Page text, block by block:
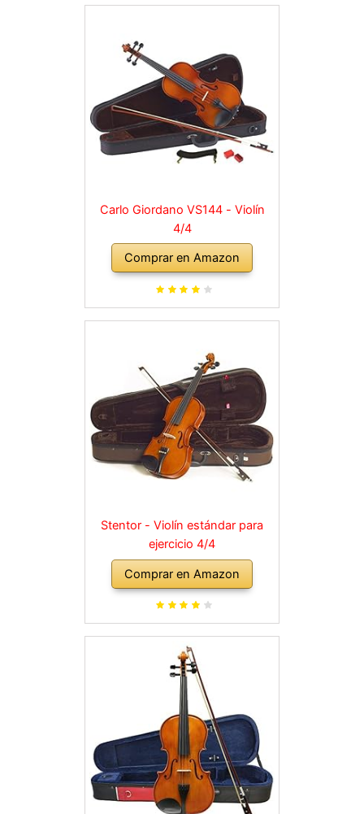
Carlo Giordano VS144 - Violín
4/4
Comprar en Amazon
Stentor - Violín estándar para
ejercicio 4/4
Comprar en Amazon